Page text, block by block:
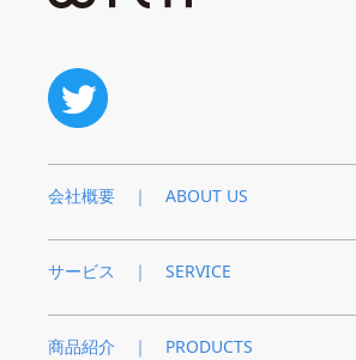
会社概要 ｜ ABOUT US
サービス ｜ SERVICE
商品紹介 ｜ PRODUCTS